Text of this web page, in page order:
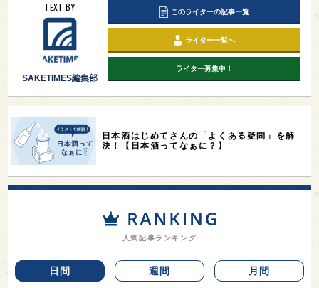
TEXT BY
SAKETIMES編集部
このライターの記事一覧
ライター一覧へ
ライター募集中！
日本酒はじめてさんの「よくある疑問」を解
決！【日本酒ってなぁに？】
人気記事ランキング
日間 週間 月間